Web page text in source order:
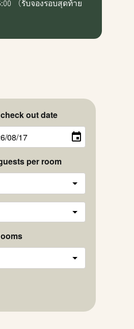
（รับจองรอบสุดท้าย
out date
per room